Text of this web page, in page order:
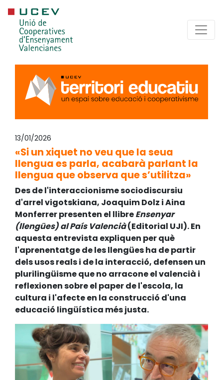
13/01/2026
«Si un xiquet no veu que la seua
llengua es parla, acabarà parlant la
llengua que observa que s’utilitza»
Des de l'interaccionisme sociodiscursiu
d'arrel vigotskiana, Joaquim Dolz i Aina
Monferrer presenten el llibreEnsenyar
(llengües) al País Valencià(Editorial UJI). En
aquesta entrevista expliquen per què
l'aprenentatge de les llengües ha de partir
dels usos reals i de la interacció, defensen un
plurilingüisme que no arracone el valencià i
reflexionen sobre el paper de l'escola, la
cultura i l'afecte en la construcció d'una
educació lingüística més justa.